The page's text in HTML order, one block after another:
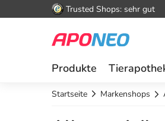
Trusted Shops: sehr gut
Produkte
Startseite Markenshops